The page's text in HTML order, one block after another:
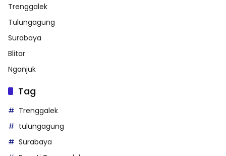
Trenggalek
Tulungagung
Surabaya
Blitar
Nganjuk
Tag
Trenggalek
tulungagung
Surabaya